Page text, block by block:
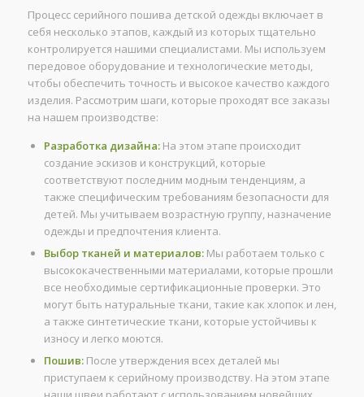
Процесс серийного пошива детской одежды включает в
себя несколько этапов, каждый из которых тщательно
контролируется нашими специалистами. Мы используем
передовое оборудование и технологические методы,
чтобы обеспечить точность и высокое качество каждого
изделия. Рассмотрим шаги, которые проходят все заказы
на нашем производстве:
Разработка дизайна:На этом этапе происходит
создание эскизов и конструкций, которые
соответствуют последним модным тенденциям, а
также специфическим требованиям безопасности для
детей. Мы учитываем возрастную группу, назначение
одежды и предпочтения клиента.
Выбор тканей и материалов:Мы работаем только с
высококачественными материалами, которые прошли
все необходимые сертификационные проверки. Это
могут быть натуральные ткани, такие как хлопок и лен,
а также синтетические ткани, которые устойчивы к
износу и легко моются.
Пошив:После утверждения всех деталей мы
приступаем к серийному производству. На этом этапе